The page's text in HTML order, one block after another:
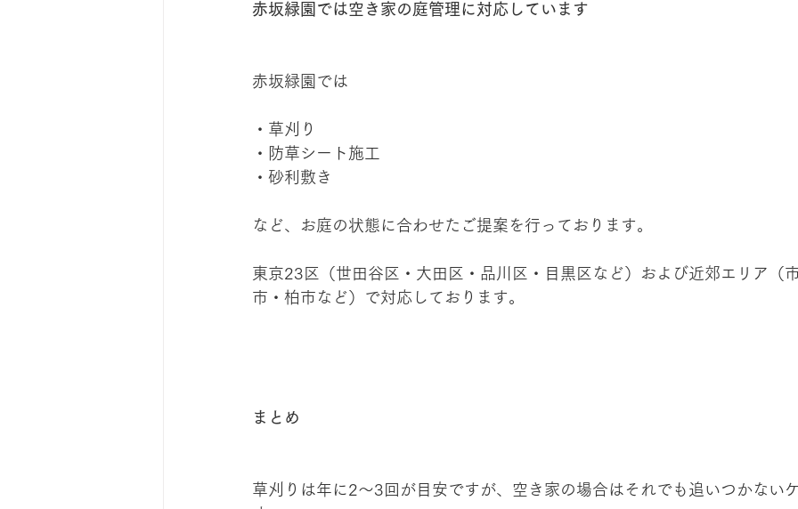
赤坂緑園では空き家の庭管理に対応しています
赤坂緑園では
・草刈り
・防草シート施工
・砂利敷き
など、お庭の状態に合わせたご提案を行っております。
東京23区（世田谷区・大田区・品川区・目黒区など）および近郊エリア（
市・柏市など）で対応しております。
まとめ
草刈りは年に2〜3回が目安ですが、空き家の場合はそれでも追いつかない